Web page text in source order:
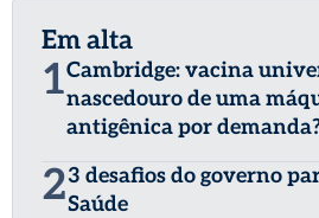
Em alta
1Cambridge: vacina
nascedouro de uma
antigênica por
23 desafios do governo
Saúde